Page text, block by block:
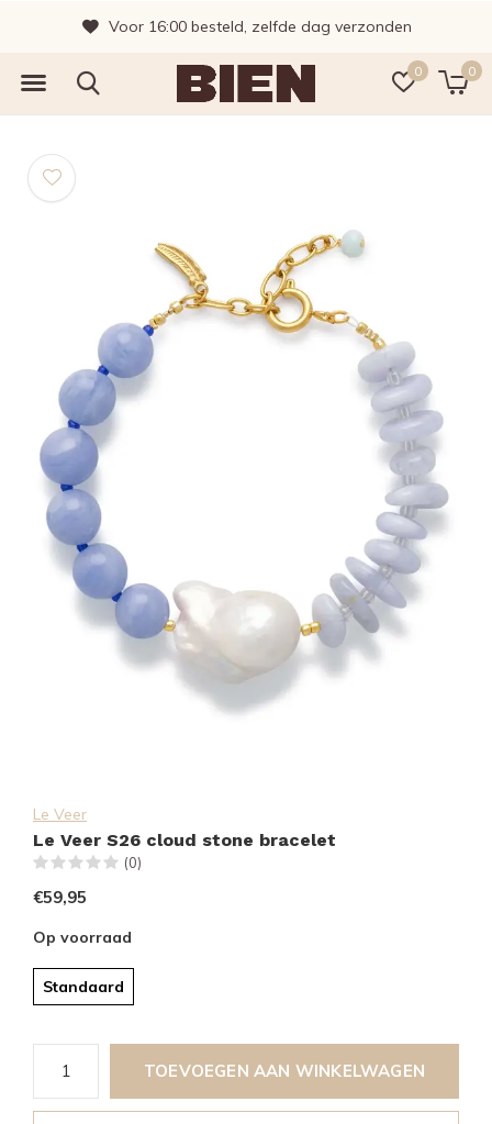
0 0
Voor 16:00 besteld, zelfde dag verzonden
Le Veer
Le Veer S26 cloud stone bracelet
(0)
€59,95
Op voorraad
Standaard
TOEVOEGEN AAN WINKELWAGEN